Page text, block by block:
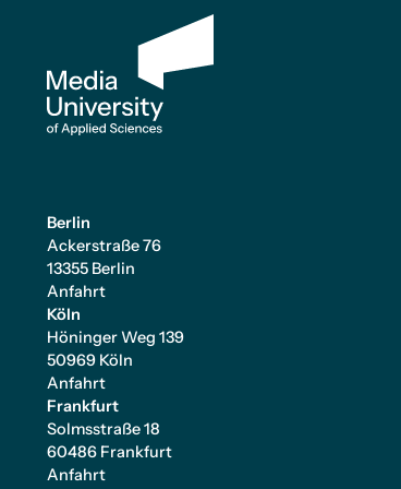
Berlin
Ackerstraße 76
13355 Berlin
Anfahrt
Köln
Höninger Weg 139
50969 Köln
Anfahrt
Frankfurt
Solmsstraße 18
60486 Frankfurt
Anfahrt